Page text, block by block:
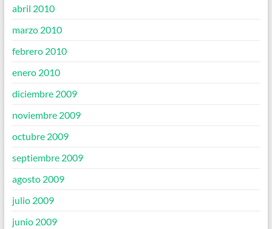
abril 2010
marzo 2010
febrero 2010
enero 2010
diciembre 2009
noviembre 2009
octubre 2009
septiembre 2009
agosto 2009
julio 2009
junio 2009